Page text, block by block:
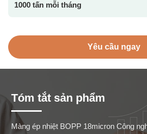
1000 tấn mỗi tháng
Yêu cầu ngay
Tóm tắt sản phẩm
Màng ép nhiệt BOPP 18micron Công